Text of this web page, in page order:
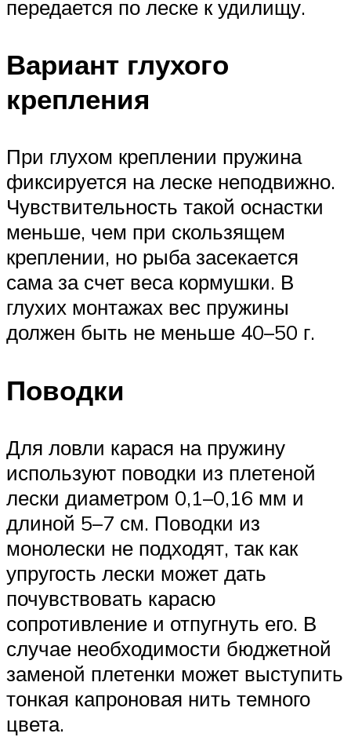
передается по леске к удилищу.
Вариант глухого
крепления
При глухом креплении пружина
фиксируется на леске неподвижно.
Чувствительность такой оснастки
меньше, чем при скользящем
креплении, но рыба засекается
сама за счет веса кормушки. В
глухих монтажах вес пружины
должен быть не меньше 40–50 г.
Поводки
Для ловли карася на пружину
используют поводки из плетеной
лески диаметром 0,1–0,16 мм и
длиной 5–7 см. Поводки из
монолески не подходят, так как
упругость лески может дать
почувствовать карасю
сопротивление и отпугнуть его. В
случае необходимости бюджетной
заменой плетенки может выступить
тонкая капроновая нить темного
цвета.